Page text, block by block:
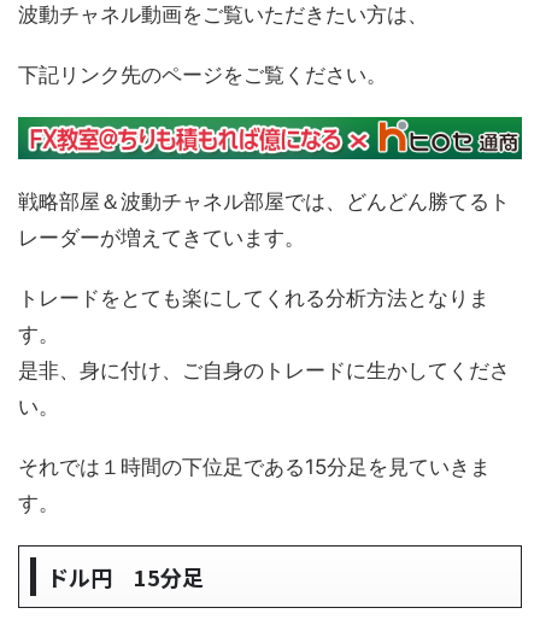
波動チャネル動画をご覧いただきたい方は、
下記リンク先のページをご覧ください。
戦略部屋＆波動チャネル部屋では、どんどん勝てるト
レーダーが増えてきています。
トレードをとても楽にしてくれる分析方法となりま
す。
是非、身に付け、ご自身のトレードに生かしてくださ
い。
それでは１時間の下位足である15分足を見ていきま
す。
ドル円 15分足